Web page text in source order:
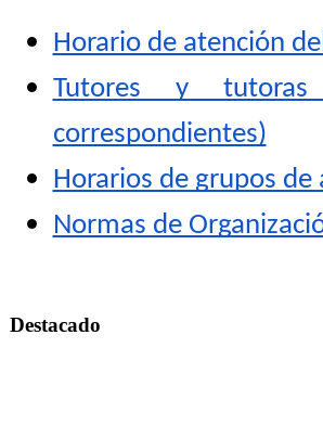
Horario de atención
Tutores y
correspondientes)
Horarios de grupos de
Normas de
Destacado